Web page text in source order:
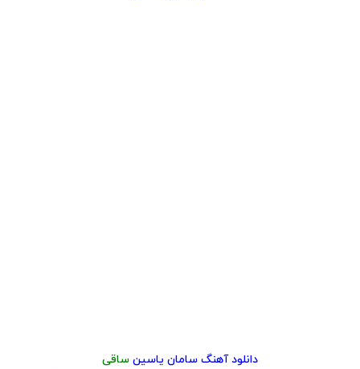
دانلود آهنگ سامان یاسین ساقی